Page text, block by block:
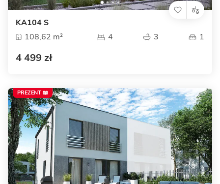
KA104 S
108,62 m²
4 3 1
4 499 zł
PREZENT 📖